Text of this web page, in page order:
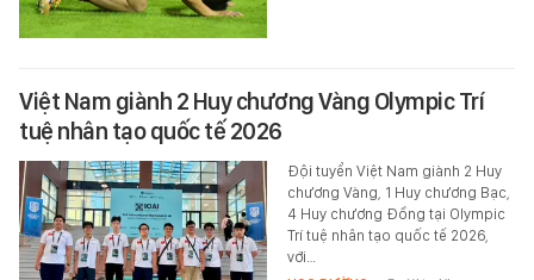
Việt Nam giành 2 Huy chương Vàng Olympic Trí
tuệ nhân tạo quốc tế 2026
Đội tuyển Việt Nam giành 2 Huy
chương Vàng, 1 Huy chương Bạc,
4 Huy chương Đồng tại Olympic
Trí tuệ nhân tạo quốc tế 2026,
với…